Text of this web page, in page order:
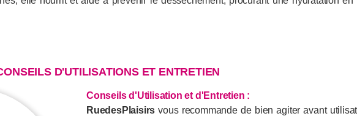
D'UTILISATIONS ET ENTRETIEN
Conseils d'Utilisation et d'Entretien :
RuedesPlaisirs vous recommande de bien agiter avant